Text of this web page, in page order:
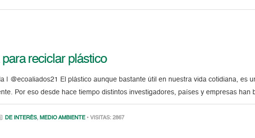
reciclar plástico
| @ecoaliados21 El plástico aunque bastante útil en nuestra vida cotidiana, es
Por eso desde hace tiempo distintos investigadores, países y empresas han
DE INTERÉS, MEDIO AMBIENTE • VISITAS: 2867